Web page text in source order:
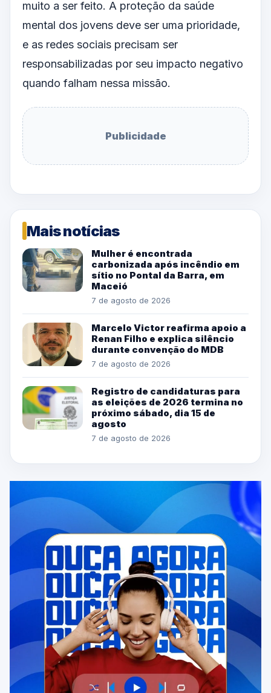
muito a ser feito. A proteção da saúde
mental dos jovens deve ser uma prioridade,
e as redes sociais precisam ser
responsabilizadas por seu impacto negativo
quando falham nessa missão.
Publicidade
Mais notícias
Mulher é encontrada
carbonizada após incêndio em
sítio no Pontal da Barra, em
Maceió
7 de agosto de 2026
Marcelo Victor reafirma apoio a
Renan Filho e explica silêncio
durante convenção do MDB
7 de agosto de 2026
Registro de candidaturas para
as eleições de 2026 termina no
próximo sábado, dia 15 de
agosto
7 de agosto de 2026